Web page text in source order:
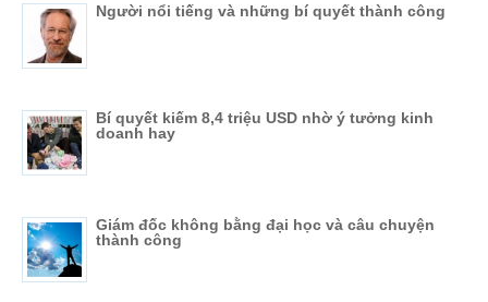
Người nổi tiếng và những bí quyết thành công
Bí quyết kiếm 8,4 triệu USD nhờ ý tưởng kinh
doanh hay
Giám đốc không bằng đại học và câu chuyện
thành công